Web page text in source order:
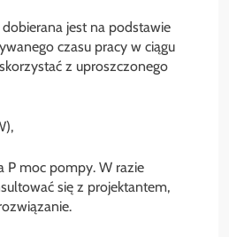
dobierana jest na podstawie
czasu pracy w ciągu
z uproszczonego
P moc pompy. W razie
się z projektantem,